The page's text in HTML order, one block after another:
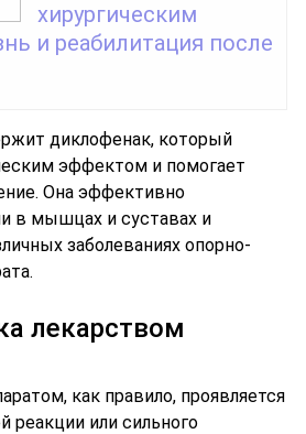
хирургическим
и реабилитация после
диклофенак, который
эффектом и помогает
Она эффективно
в мышцах и суставах и
заболеваниях опорно-
лекарством
как правило, проявляется
реакции или сильного